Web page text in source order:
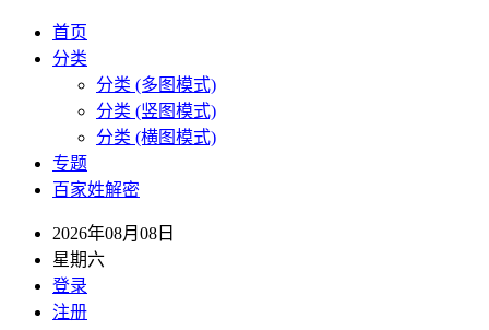
首页
分类
分类 (多图模式)
分类 (竖图模式)
分类 (横图模式)
专题
百家姓解密
2026年08月08日
星期六
登录
注册